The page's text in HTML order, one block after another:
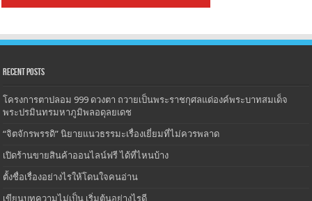
Recent Posts
โครงการตาปลอม 999 ดวงตา ถวายเป็นพระราชกุศลแด่องค์พระบาทสมเด็จ
พระปรมินทรมหาภูมิพลอดุลยเดช
“จิตจักรพรรดิ” นิยายแนวธรรมะเรื่องเยี่ยมที่ไม่ควรพลาด
เปิดร้านขายสินค้าออนไลน์ฟรี ได้ที่ไหนบ้าง
ตั้งชื่อเรื่องอย่างไรให้โดนใจคนอ่าน
เขียนบทความไม่เป็น เริ่มต้นอย่างไรดี